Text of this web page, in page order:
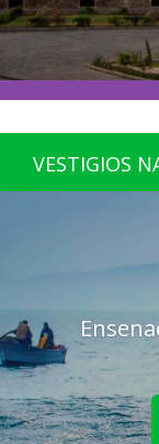
VESTIGIOS